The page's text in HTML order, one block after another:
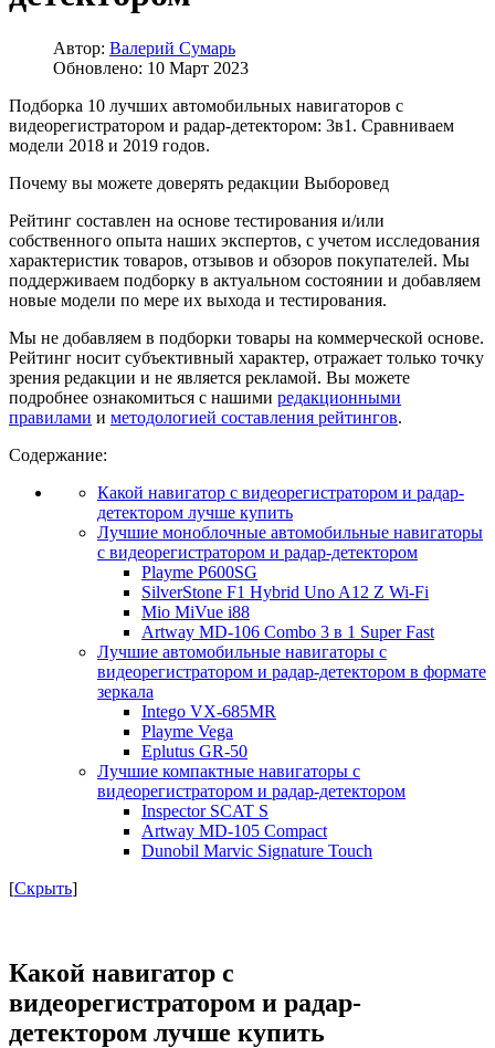
Автор: Валерий Сумарь
Обновлено: 10 Март 2023
Подборка 10 лучших автомобильных навигаторов с
видеорегистратором и радар-детектором: 3в1. Сравниваем
модели 2018 и 2019 годов.
Почему вы можете доверять редакции Выборовед
Рейтинг составлен на основе тестирования и/или
собственного опыта наших экспертов, с учетом исследования
характеристик товаров, отзывов и обзоров покупателей. Мы
поддерживаем подборку в актуальном состоянии и добавляем
новые модели по мере их выхода и тестирования.
Мы не добавляем в подборки товары на коммерческой основе.
Рейтинг носит субъективный характер, отражает только точку
зрения редакции и не является рекламой. Вы можете
подробнее ознакомиться с нашими редакционными
правилами и методологией составления рейтингов.
Содержание:
Какой навигатор с видеорегистратором и радар-
детектором лучше купить
Лучшие моноблочные автомобильные навигаторы
с видеорегистратором и радар-детектором
Playme P600SG
SilverStone F1 Hybrid Uno A12 Z Wi-Fi
Mio MiVue i88
Artway MD-106 Combo 3 в 1 Super Fast
Лучшие автомобильные навигаторы с
видеорегистратором и радар-детектором в формате
зеркала
Intego VX-685MR
Playme Vega
Eplutus GR-50
Лучшие компактные навигаторы с
видеорегистратором и радар-детектором
Inspector SCAT S
Artway MD-105 Compact
Dunobil Marvic Signature Touch
[Скрыть]
Какой навигатор с
видеорегистратором и радар-
детектором лучше купить